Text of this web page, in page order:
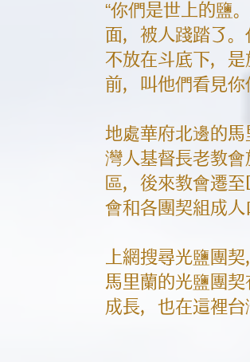
“你們是世上的鹽
面，被人踐踏了
不放在斗底下，
前，叫他們看見
地處華府北邊的
灣人基督長老教
區，後來教會遷
會和各團契組成
上網搜尋光鹽團
馬里蘭的光鹽團
成長，也在這裡